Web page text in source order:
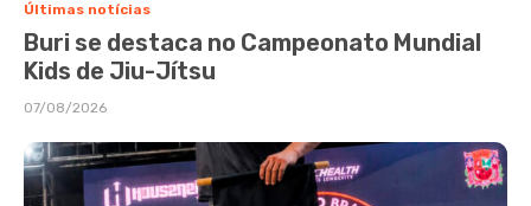
Últimas notícias
Buri se destaca no Campeonato Mundial
Kids de Jiu-Jítsu
07/08/2026